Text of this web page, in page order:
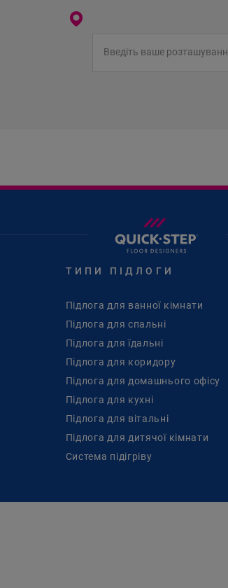
ТИПИ ПІДЛОГИ
Підлога для ванної кімнати
Підлога для спальні
Підлога для їдальні
Підлога для коридору
Підлога для домашнього офісу
Підлога для кухні
Підлога для вітальні
Підлога для дитячої кімнати
Cистема підігріву